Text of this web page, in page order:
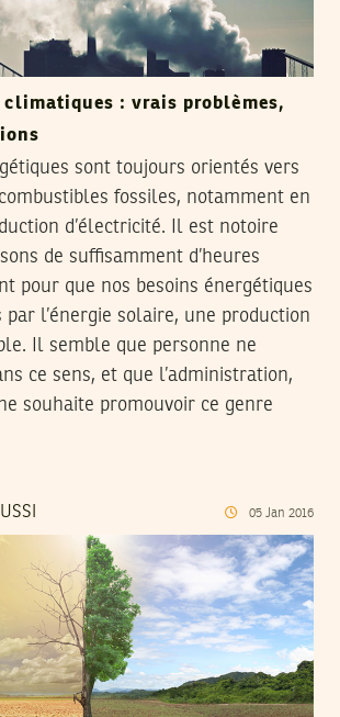
climatiques : vrais problèmes,
sont toujours orientés vers
fossiles, notamment en
d’électricité. Il est notoire
de suffisamment d’heures
pour que nos besoins énergétiques
l’énergie solaire, une production
Il semble que personne ne
ce sens, et que l’administration,
souhaite promouvoir ce genre
05 Jan 2016